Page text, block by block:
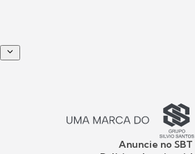
Anuncie no SBT